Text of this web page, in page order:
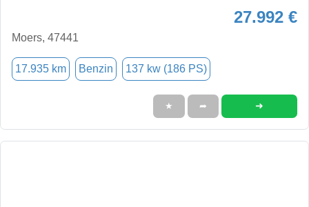
27.992 €
Moers, 47441
17.935 km Benzin 137 kw (186 PS)
★ ➦ ➜